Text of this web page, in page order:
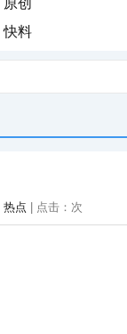
原创
快料
热点 | 点击： 次